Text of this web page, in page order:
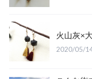
火山灰×
2020/05/